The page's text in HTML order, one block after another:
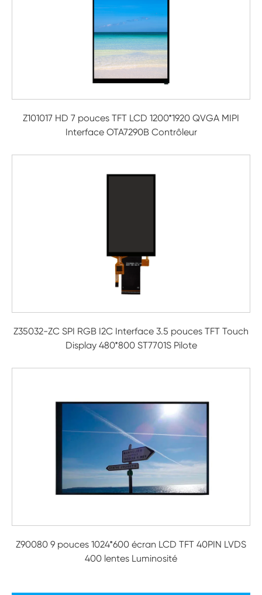
Z101017 HD 7 pouces TFT LCD 1200*1920 QVGA MIPI
Interface OTA7290B Contrôleur
Z35032-ZC SPI RGB I2C Interface 3.5 pouces TFT Touch
Display 480*800 ST7701S Pilote
Z90080 9 pouces 1024*600 écran LCD TFT 40PIN LVDS
400 lentes Luminosité